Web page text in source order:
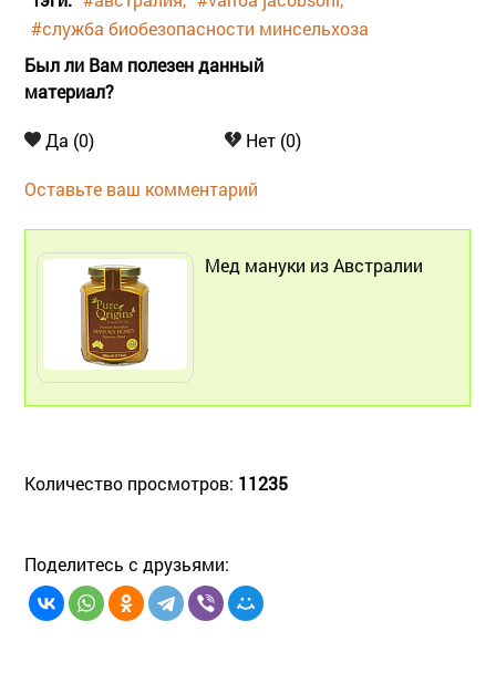
#служба биобезопасности минсельхоза
Был ли Вам полезен данный
материал?
Да (0) Нет (0)
Оставьте ваш комментарий
Мед мануки из Австралии
Количество просмотров: 11235
Поделитесь с друзьями: